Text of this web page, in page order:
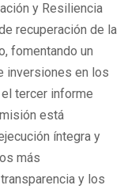
y Resiliencia
recuperación de la
fomentando un
inversiones en los
tercer informe
está
íntegra y
más
y los